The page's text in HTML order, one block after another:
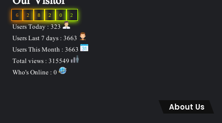
2
0
2
8
2
6
Users Today : 323
About Us